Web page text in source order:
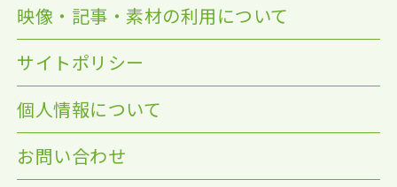
映像・記事・素材の利用について
サイトポリシー
個人情報について
お問い合わせ